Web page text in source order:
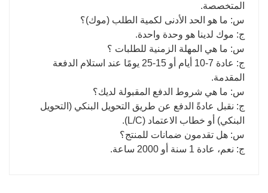
المتخصصة.
س: ما هو الحد الأدنى لكمية الطلب (موك)؟
ج: موك لدينا هو وحدة واحدة.
س: ما هي المهلة الزمنية للطلبات ؟
ج: عادة 7-10 أيام أو 15-25 يومًا عند استلام الدفعة
المقدمة.
س: ما هي شروط الدفع المقبولة لديك؟
ج: نقبل عادةً الدفع عن طريق التحويل البنكي (التحويل
البنكي) أو خطاب الاعتماد (L/C).
س: هل تقدمون ضمانات للمنتج؟
ج: نعم، عادة 1 سنة أو 2000 ساعة.